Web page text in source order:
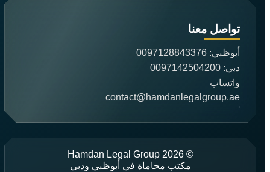
تواصل معنا
أبوظبي: 0097128843376
دبي: 0097142504200
واتساب
contact@hamdanlegalgroup.ae
© 2026 Hamdan Legal Group
مكتب محاماة في أبوظبي ودبي